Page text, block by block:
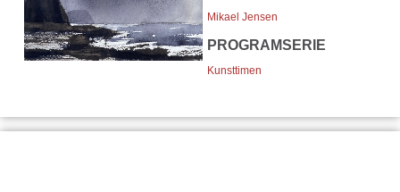
Mikael Jensen
PROGRAMSERIE
Kunsttimen